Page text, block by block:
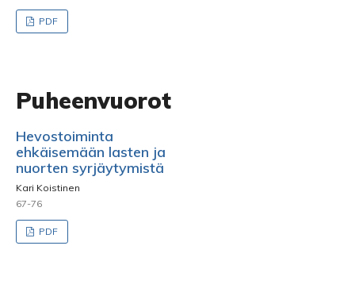
PDF
Puheenvuorot
Hevostoiminta
ehkäisemään lasten ja
nuorten syrjäytymistä
Kari Koistinen
67-76
PDF